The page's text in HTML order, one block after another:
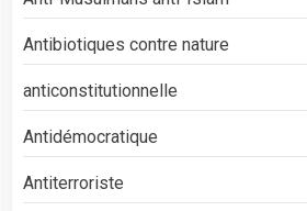
Antibiotiques contre nature
anticonstitutionnelle
Antidémocratique
Antiterroriste